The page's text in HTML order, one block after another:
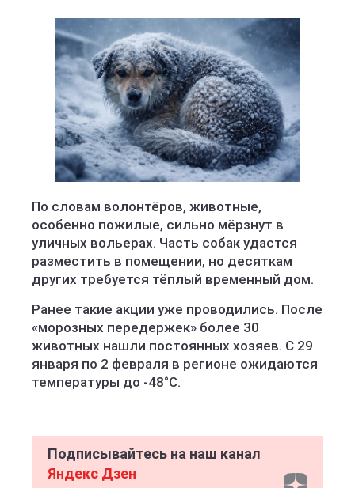
По словам волонтёров, животные,
особенно пожилые, сильно мёрзнут в
уличных вольерах. Часть собак удастся
разместить в помещении, но десяткам
других требуется тёплый временный дом.
Ранее такие акции уже проводились. После
«морозных передержек» более 30
животных нашли постоянных хозяев. С 29
января по 2 февраля в регионе ожидаются
температуры до -48°С.
Подписывайтесь на наш канал
Яндекс Дзен